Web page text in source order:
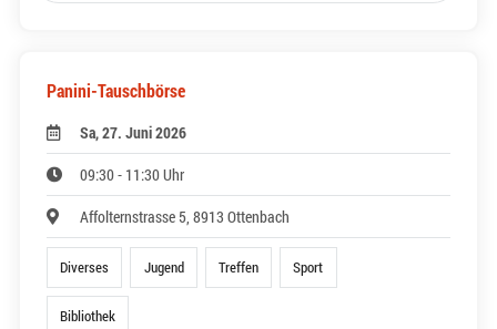
Panini-Tauschbörse
Sa, 27. Juni 2026
09:30 - 11:30 Uhr
Affolternstrasse 5, 8913 Ottenbach
Diverses Jugend Treffen Sport
Bibliothek